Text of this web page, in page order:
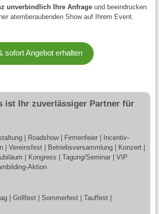
unverbindlich Ihre Anfrageund beeindrucken
atemberaubenden Show auf Ihrem Event.
sofort Angebot erhalten
ist Ihr zuverlässiger Partner für
| Roadshow | Firmenfeier | Incentiv-
| Vereinsfest | Betriebsversammlung | Konzert |
| Kongress | Tagung/Seminar | VIP
Aktion
| Grillfest | Sommerfest | Tauffest |